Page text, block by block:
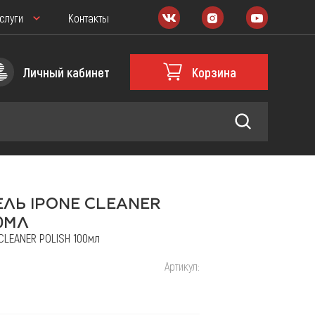
Контакты
Личный кабинет Корзина
РАСХОДНИКИ
Запчасти для Питбайка
IPONE CLEANER
POLISH 100мл
Артикул: